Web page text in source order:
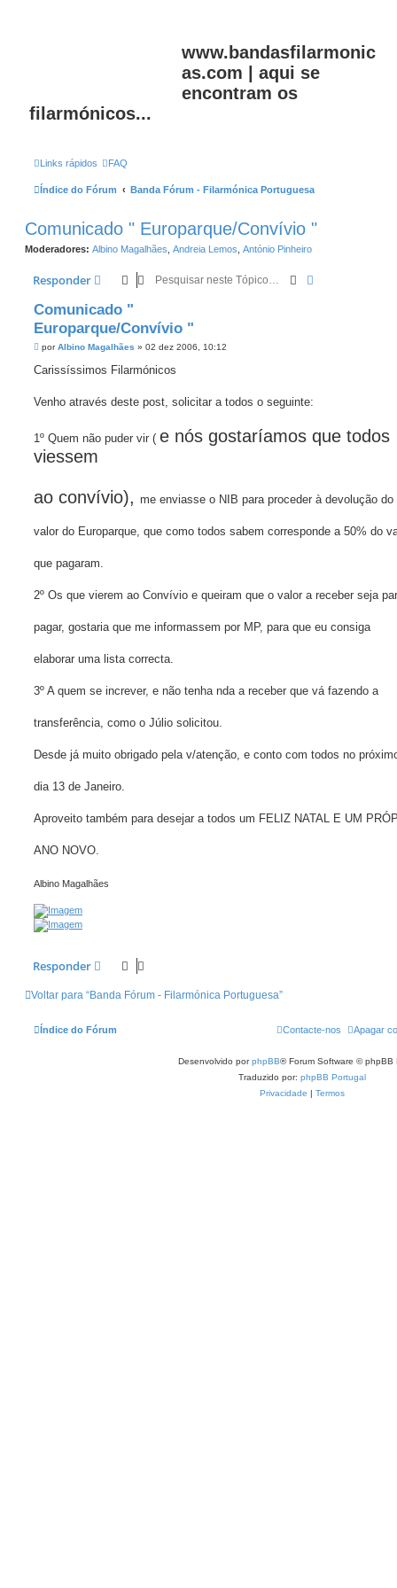
www.bandasfilarmonic
as.com | aqui se
encontram os
filarmónicos...
Links rápidos FAQ
Índice do Fórum Banda Fórum - Filarmónica Portuguesa
Comunicado " Europarque/Convívio "
Moderadores: Albino Magalhães Andreia Lemos António Pinheiro
Responder Pesquisar
Comunicado "
Europarque/Convívio "
M
n
g
porAlbino Magalhães » 02 dez 2006, 10:12
Carissíssimos Filarmónicos
Venho através deste post, solicitar a todos o seguinte:
1º Quem não puder vir ( e nós gostaríamos que todos
viessem
ao convívio), me enviasse o NIB para proceder à devolução do
valor do Europarque, que como todos sabem corresponde a 50% do
que pagaram.
2º Os que vierem ao Convívio e queiram que o valor a receber seja
pagar, gostaria que me informassem por MP, para que eu consiga
elaborar uma lista correcta.
3º A quem se increver, e não tenha nda a receber que vá fazendo a
transferência, como o Júlio solicitou.
Desde já muito obrigado pela v/atenção, e conto com todos no
dia 13 de Janeiro.
Aproveito também para desejar a todos um FELIZ NATAL E UM
ANO NOVO.
Albino Magalhães
Responder
Voltar para “Banda Fórum - Filarmónica Portuguesa”
Índice do Fórum Apagar
Contacte-nos
Desenvolvido porphpBB® Forum Software © phpBB
Traduzido por: phpBB Portugal
Privacidade | Termos